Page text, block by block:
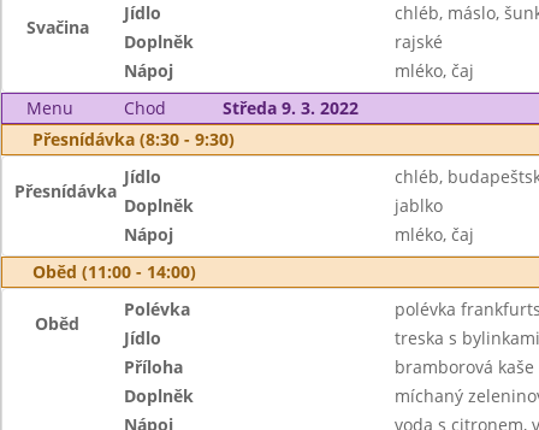
Svačina
Jídlo
chléb, máslo,
Doplněk
rajské
Nápoj
mléko, čaj
Menu
Chod
Středa 9. 3. 2022
Přesnídávka (8:30 - 9:30)
Přesnídávka
Jídlo
chléb,
Doplněk
jablko
Nápoj
mléko, čaj
Oběd (11:00 - 14:00)
Oběd
Polévka
polévka
Jídlo
treska s bylinkami
Příloha
bramborová kaše
Doplněk
míchaný
Nápoj
voda s citronem,